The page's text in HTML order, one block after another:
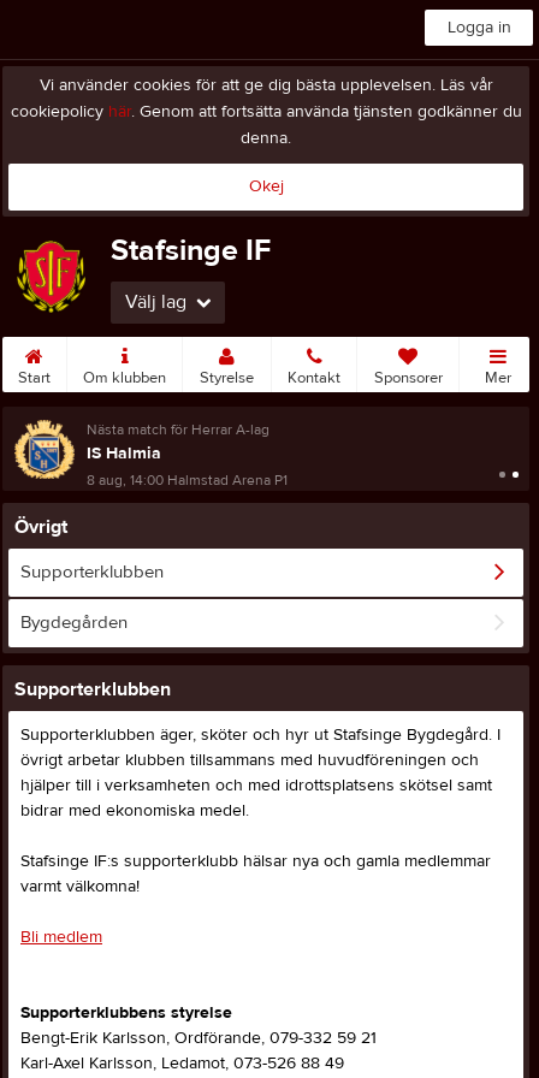
Logga in
Vi använder cookies för att ge dig bästa upplevelsen. Läs vår
cookiepolicy här. Genom att fortsätta använda tjänsten godkänner du
denna.
Okej
Stafsinge IF
Välj lag
Start Om klubben Styrelse Kontakt Sponsorer Mer
Nästa match för Herrar A-lag
IS Halmia
8 aug, 14:00 Halmstad Arena P1
Övrigt
Supporterklubben
Bygdegården
Supporterklubben
Supporterklubben äger, sköter och hyr ut Stafsinge Bygdegård. I
övrigt arbetar klubben tillsammans med huvudföreningen och
hjälper till i verksamheten och med idrottsplatsens skötsel samt
bidrar med ekonomiska medel.
Stafsinge IF:s supporterklubb hälsar nya och gamla medlemmar
varmt välkomna!
Bli medlem
Supporterklubbens styrelse
Bengt-Erik Karlsson, Ordförande, 079-332 59 21
Karl-Axel Karlsson, Ledamot, 073-526 88 49